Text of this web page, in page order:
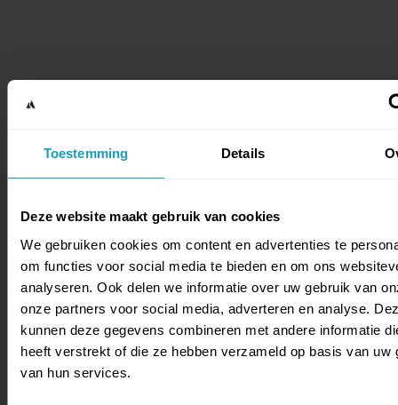
Toestemming Details
Deze website maakt gebruik van cookies
We gebruiken cookies om content en advertenties te
om functies voor social media te bieden en om ons
analyseren. Ook delen we informatie over uw gebruik van
onze partners voor social media, adverteren en analyse.
kunnen deze gegevens combineren met andere informatie
heeft verstrekt of die ze hebben verzameld op basis van uw
van hun services.